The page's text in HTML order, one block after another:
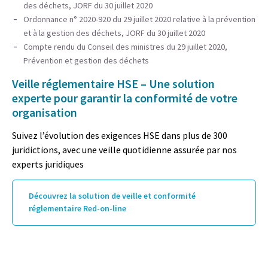
des déchets, JORF du 30 juillet 2020
Ordonnance n° 2020-920 du 29 juillet 2020 relative à la prévention
et à la gestion des déchets, JORF du 30 juillet 2020
Compte rendu du Conseil des ministres du 29 juillet 2020,
Prévention et gestion des déchets
Veille réglementaire HSE – Une solution
experte pour garantir la conformité de votre
organisation
Suivez l’évolution des exigences HSE dans plus de 300
juridictions, avec une veille quotidienne assurée par nos
experts juridiques
Découvrez la solution de veille et conformité
réglementaire Red-on-line